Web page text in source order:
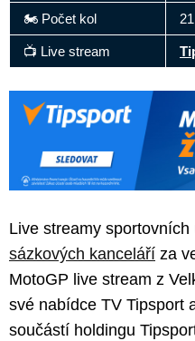
🏍️ Počet kol 21
📺 Live stream
Live streamy
sázkových kanceláří za
MotoGP live stream z
své nabídce TV Tipsport
součástí holdingu